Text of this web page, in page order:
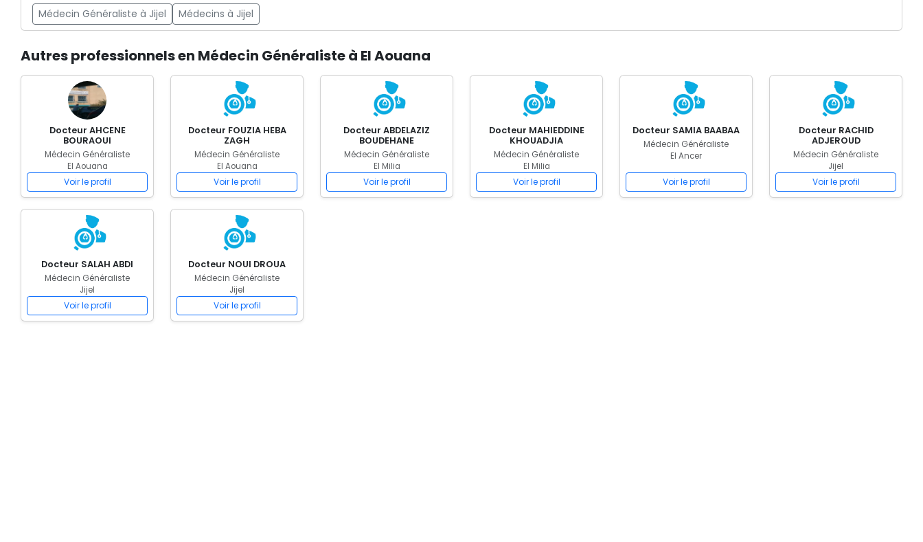
Médecin Généraliste à Jijel Médecins à Jijel
Autres professionnels en Médecin Généraliste à El Aouana
Docteur AHCENE
BOURAOUI
Médecin Généraliste
El Aouana
Voir le profil
Docteur FOUZIA HEBA
ZAGH
Médecin Généraliste
El Aouana
Voir le profil
Docteur ABDELAZIZ
BOUDEHANE
Médecin Généraliste
El Milia
Voir le profil
Docteur MAHIEDDINE
KHOUADJIA
Médecin Généraliste
El Milia
Voir le profil
Docteur SAMIA BAABAA
Médecin Généraliste
El Ancer
Voir le profil
Docteur RACHID
ADJEROUD
Médecin Généraliste
Jijel
Voir le profil
Docteur SALAH ABDI
Médecin Généraliste
Jijel
Voir le profil
Docteur NOUI DROUA
Médecin Généraliste
Jijel
Voir le profil